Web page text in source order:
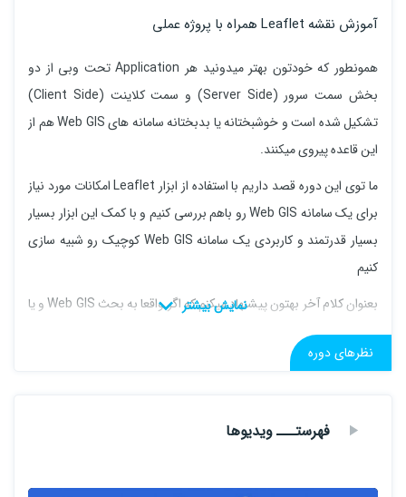
آموزش نقشه Leaflet همراه با پروژه عملی
همونطور که خودتون بهتر میدونید هر Application تحت وبی از دو
بخش سمت سرور (Server Side) و سمت کلاینت (Client Side)
تشکیل شده است و خوشبختانه یا بدبختانه سامانه های Web GIS هم از
این قاعده پیروی میکنند.
ما توی این دوره قصد داریم با استفاده از ابزار Leaflet امکانات مورد نیاز
برای یک سامانه Web GIS رو باهم بررسی کنیم و با کمک این ابزار بسیار
بسیار قدرتمند و کاربردی یک سامانه Web GIS کوچیک رو شبیه سازی
کنیم
بعنوان کلام آخر بهتون پیشنهاد میکنم که اگر واقعا به بحث Web GIS و یا
کار با نقشه علاقه دارید حتما این دوره رو از دست ندید
شروع کار با Leaflet
نظرهای دوره
فهرستـــ ویدیوها